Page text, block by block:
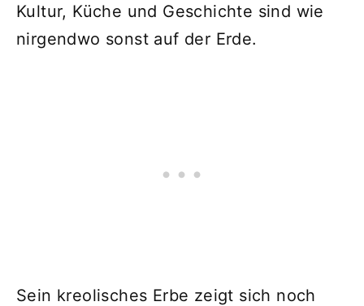
Kultur, Küche und Geschichte sind wie
nirgendwo sonst auf der Erde.
Sein kreolisches Erbe zeigt sich noch